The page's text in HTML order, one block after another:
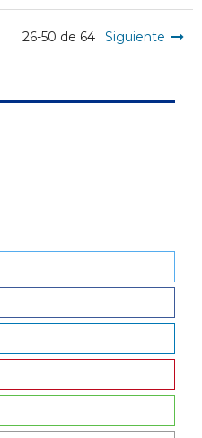
26-50 de 64 Siguiente